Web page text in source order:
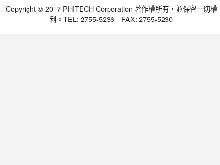
Copyright © 2017 PHITECH Corporation 著作權所有，並保留一切權
利。TEL: 2755-5236 FAX: 2755-5230